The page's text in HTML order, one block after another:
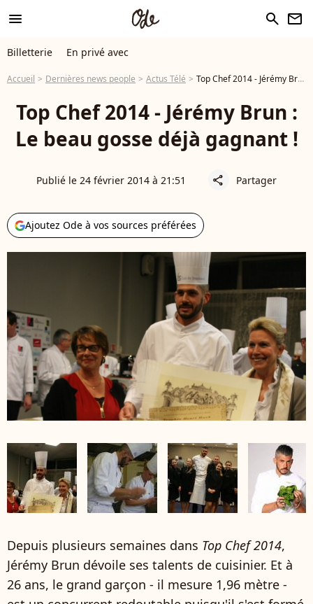
menu search newsletter
Billetterie En privé avec
Accueil Dernières news people Actus Télé Top Chef 2014 - Jérémy Brun : Le beau gosse déjà gagnant !
Top Chef 2014 - Jérémy Brun :
Le beau gosse déjà gagnant !
Publié le 24 février 2014 à 21:51 share Partager
Ajoutez Ode à vos sources préférées
Depuis plusieurs semaines dans Top Chef 2014,
Jérémy Brun dévoile ses talents de cuisinier. Et à
26 ans, le grand garçon - il mesure 1,96 mètre -